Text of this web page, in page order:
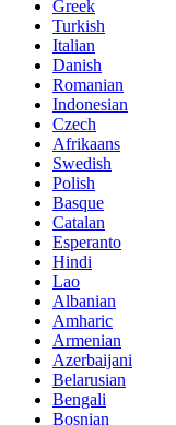
Greek
Turkish
Italian
Danish
Romanian
Indonesian
Czech
Afrikaans
Swedish
Polish
Basque
Catalan
Esperanto
Hindi
Lao
Albanian
Amharic
Armenian
Azerbaijani
Belarusian
Bengali
Bosnian